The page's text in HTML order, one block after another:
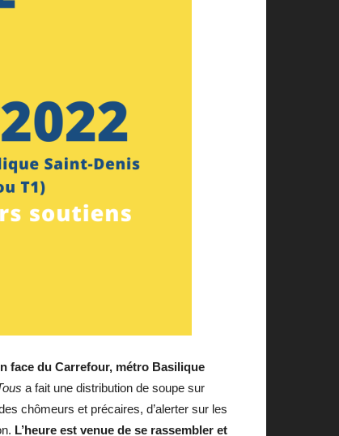
face du Carrefour, métro Basilique
a fait une distribution de soupe sur
chômeurs et précaires, d’alerter sur les
L’heure est venue de se rassembler et